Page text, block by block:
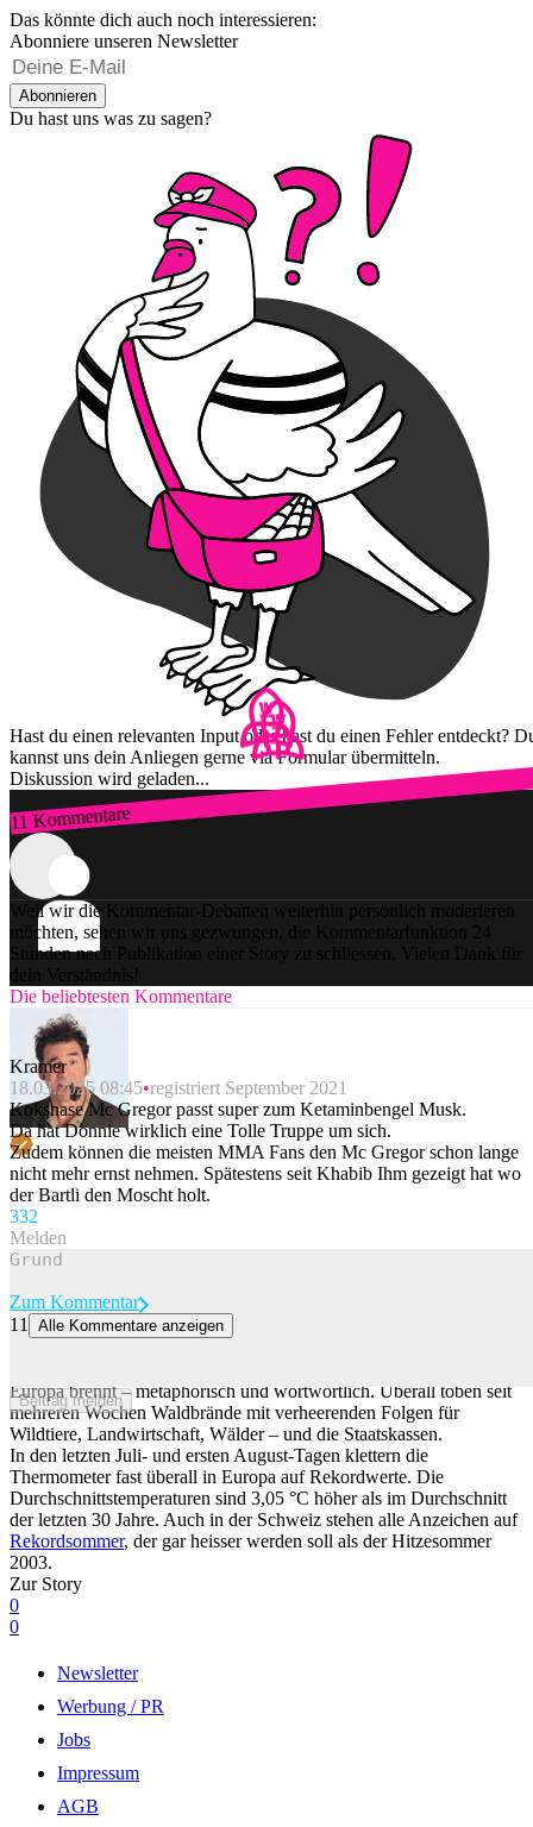
Das könnte dich auch noch interessieren:
Abonniere unseren Newsletter
Abonnieren
Du hast uns was zu sagen?
Hast du einen relevanten Input oder hast du einen Fehler entdeckt?
kannst uns dein Anliegen gerne via Formular übermitteln.
Diskussion wird geladen...
11 Kommentare
Zum Login
Weil wir die Kommentar-Debatten weiterhin persönlich moderieren
möchten, sehen wir uns gezwungen, die Kommentarfunktion 24
Stunden nach Publikation einer Story zu schliessen. Vielen Dank für
dein Verständnis!
Die beliebtesten Kommentare
Kramer
18.03.2025 08:45 registriert September 2021
Koksnase Mc Gregor passt super zum Ketaminbengel Musk.
Da hat Donnie wirklich eine Tolle Truppe um sich.
Zudem können die meisten MMA Fans den Mc Gregor schon lange
nicht mehr ernst nehmen. Spätestens seit Khabib Ihm gezeigt hat wo
der Bartli den Moscht holt.
332
Melden
Beitrag melden
Zum Kommentar
11 Alle Kommentare anzeigen
Europa brennt – metaphorisch und wortwörtlich. Überall toben seit
mehreren Wochen Waldbrände mit verheerenden Folgen für
Wildtiere, Landwirtschaft, Wälder – und die Staatskassen.
In den letzten Juli- und ersten August-Tagen klettern die
Thermometer fast überall in Europa auf Rekordwerte. Die
Durchschnittstemperaturen sind 3,05 °C höher als im Durchschnitt
der letzten 30 Jahre. Auch in der Schweiz stehen alle Anzeichen auf
Rekordsommer, der gar heisser werden soll als der Hitzesommer
2003.
Zur Story
0
0
Newsletter
Werbung / PR
Jobs
Impressum
AGB